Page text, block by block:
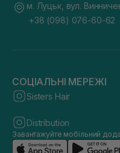
м. Луцьк, вул.
+38 (098) 076-60-62
СОЦІАЛЬНІ МЕРЕЖІ
Sisters Hair
Distribution
Завантажуйте мобільний